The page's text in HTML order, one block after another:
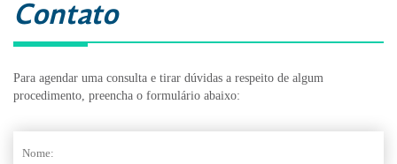
Contato
Para agendar uma consulta e tirar dúvidas a respeito de algum
procedimento, preencha o formulário abaixo: